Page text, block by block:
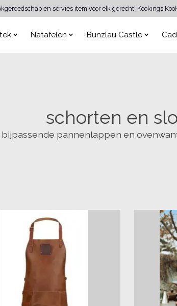
en servies item voor elk gerecht! Kookings
Natafelen Bunzlau Castle
schorten en
pannenlappen en